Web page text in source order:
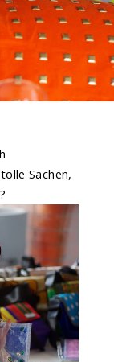
Sachen,